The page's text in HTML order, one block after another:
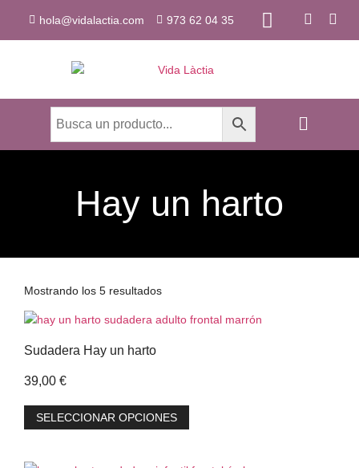
hola@vidalactia.com 973 62 04 35
Hay un harto
Mostrando los 5 resultados
Sudadera Hay un harto
39,00 €
SELECCIONAR OPCIONES